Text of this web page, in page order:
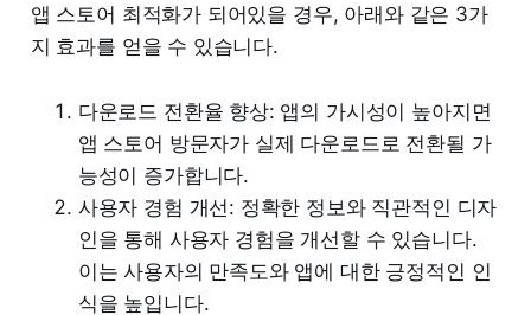
앱 스토어 최적화가 되어있을 경우, 아래와 같은 3가
지 효과를 얻을 수 있습니다.
다운로드 전환율 향상: 앱의 가시성이 높아지면
앱 스토어 방문자가 실제 다운로드로 전환될 가
능성이 증가합니다.
사용자 경험 개선: 정확한 정보와 직관적인 디자
인을 통해 사용자 경험을 개선할 수 있습니다.
이는 사용자의 만족도와 앱에 대한 긍정적인 인
식을 높입니다.